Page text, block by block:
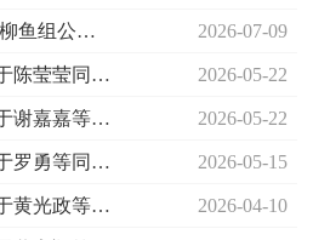
领导干部任职前公示（柳鱼组公示〔2026〕37号） 2026-07-09
鱼政干〔2026〕8号 关于陈莹莹同志试用期满正式任职的通知 2026-05-22
鱼政干〔2026〕7号 关于谢嘉嘉等同志免职的通知 2026-05-22
鱼政干〔2026〕5号 关于罗勇等同志任免职的通知 2026-05-15
鱼政干〔2026〕4号 关于黄光政等同志试用期满正式任职的通知 2026-04-10